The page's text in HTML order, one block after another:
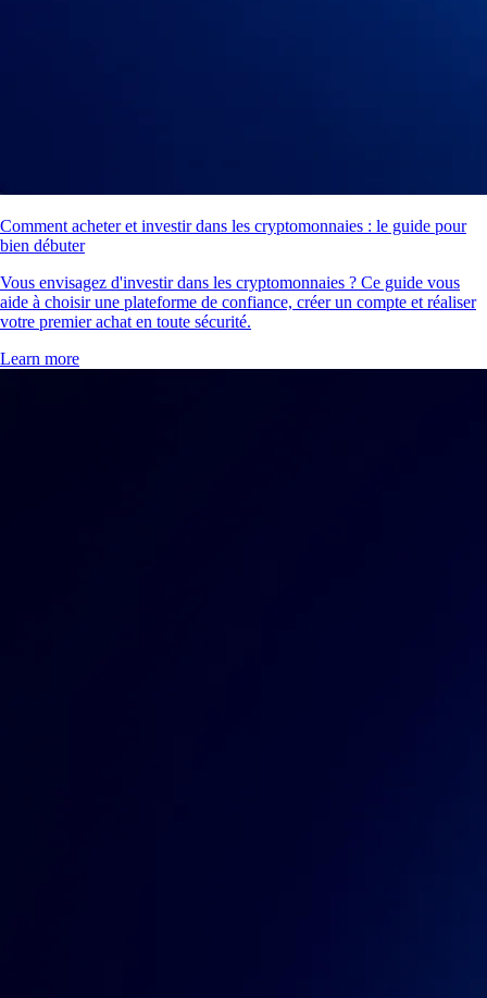
Comment acheter et investir dans les cryptomonnaies : le guide pour
bien débuter
Vous envisagez d'investir dans les cryptomonnaies ? Ce guide vous
aide à choisir une plateforme de confiance, créer un compte et réaliser
votre premier achat en toute sécurité.
Learn more